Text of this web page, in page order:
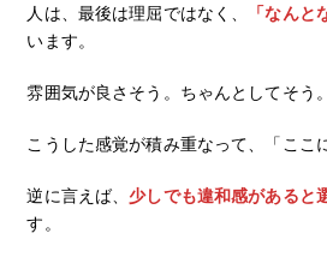
人は、最後は理屈ではなく、 「なんと
います。
雰囲気が良さそう。ちゃんとしてそう
こうした感覚が積み重なって、「ここ
逆に言えば、 少しでも違和感があると
す。